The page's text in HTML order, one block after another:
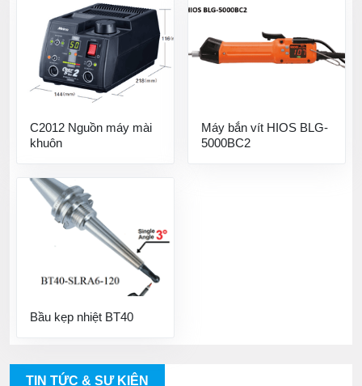
C2012 Nguồn máy mài
khuôn
Máy bắn vít HIOS BLG-
5000BC2
Bầu kẹp nhiệt BT40
TIN TỨC & SỰ KIỆN